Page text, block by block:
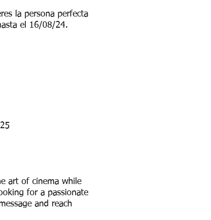
la persona perfecta
el 16/08/24.
art of cinema while
for a passionate
and reach